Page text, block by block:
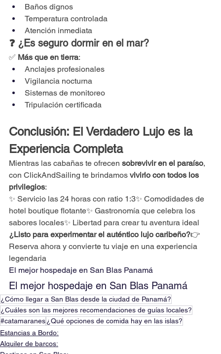
Baños dignos
Temperatura controlada
Atención inmediata
❓ ¿Es seguro dormir en el mar?
✅ Más que en tierra:
Anclajes profesionales
Vigilancia nocturna
Sistemas de monitoreo
Tripulación certificada
Conclusión: El Verdadero Lujo es la
Experiencia Completa
Mientras las cabañas te ofrecen sobrevivir en el paraíso,
con ClickAndSailing te brindamos vivirlo con todos los
privilegios:
✨ Servicio las 24 horas con ratio 1:3✨ Comodidades de
hotel boutique flotante✨ Gastronomía que celebra los
sabores locales✨ Libertad para crear tu aventura ideal
¿Listo para experimentar el auténtico lujo caribeño?👉
Reserva ahora y convierte tu viaje en una experiencia
legendaria
El mejor hospedaje en San Blas Panamá
El mejor hospedaje en San Blas Panamá
¿Cómo llegar a San Blas desde la ciudad de Panamá?
¿Cuáles son las mejores recomendaciones de guías locales?
#catamaranes¿Qué opciones de comida hay en las islas?
Estancias a Bordo:
Alquiler de barcos: